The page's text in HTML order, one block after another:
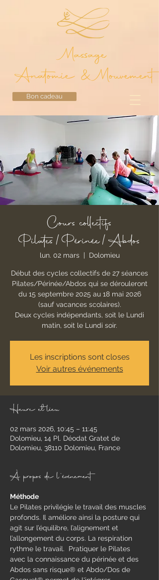
Massage
Anatomie & Mouvement
Bon cadeau
Cours collectifs
Pilates/Périnée/Abdos
lun. 02 mars
  |
Dolomieu
Début des cycles collectifs de 27 séances
Pilates/Périnée/Abdos qui se dérouleront
du 15 septembre 2025 au 18 mai 2026
(sauf vacances scolaires).
Deux cycles indépendants, soit le Lundi
matin, soit le Lundi soir.
Les inscriptions sont closes
Voir autres événements
Heure et lieu
02 mars 2026, 10:45 – 11:45
Dolomieu, 14 Pl. Déodat Gratet de
Dolomieu, 38110 Dolomieu, France
À propos de l'événement
Méthode
​Le Pilates privilégie le travail des muscles
profonds. Il améliore ainsi la posture qui
agit sur l’équilibre, l’alignement et
l’allongement du corps. La respiration
rythme le travail.  Pratiquer le Pilates
avec la connaissance du périnée et des
Abdos sans risque® et Abdo/Dos de